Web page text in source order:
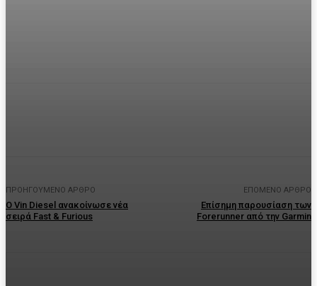
ΠΡΟΗΓΟΎΜΕΝΟ ΆΡΘΡΟ
Ο Vin Diesel ανακοίνωσε νέα
σειρά Fast & Furious
ΕΠΌΜΕΝΟ ΆΡΘΡΟ
Επίσημη παρουσίαση των
Forerunner από την Garmin